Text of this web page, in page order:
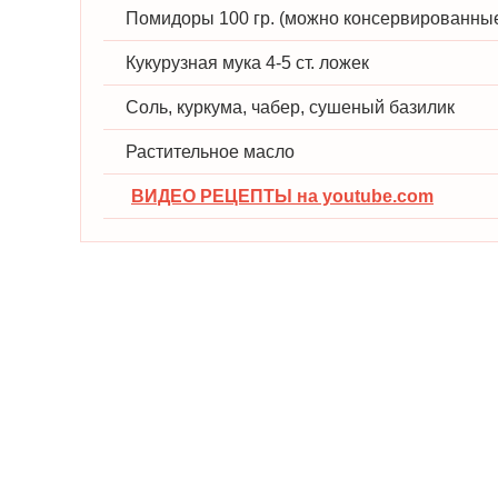
Помидоры 100 гр. (можно
Кукурузная мука 4-5 ст. ложек
Соль, куркума, чабер, сушеный базилик
Растительное масло
ВИДЕО РЕЦЕПТЫ на youtube.com